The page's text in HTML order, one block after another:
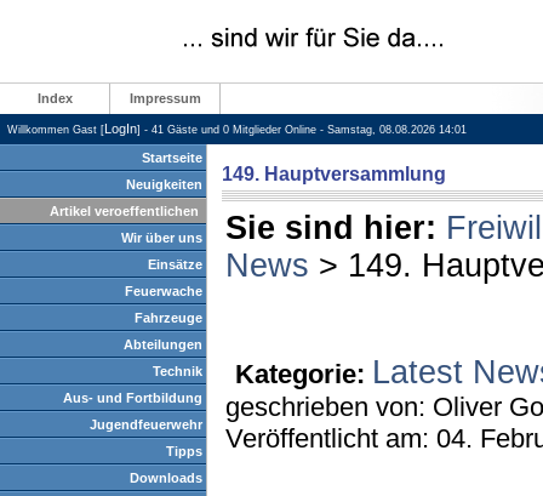
Index Impressum
Willkommen Gast [LogIn] - 41 Gäste und 0 Mitglieder Online - Samstag, 08.08.2026 14:01
Startseite
Neuigkeiten
Artikel veroeffentlichen
Wir über uns
Einsätze
Feuerwache
Fahrzeuge
Abteilungen
Technik
Aus- und Fortbildung
Jugendfeuerwehr
Tipps
Downloads
149. Hauptversammlung
Sie sind hier:
News > 149.
Kategorie: Latest
geschrieben von: Oliver
Veröffentlicht am: 04.